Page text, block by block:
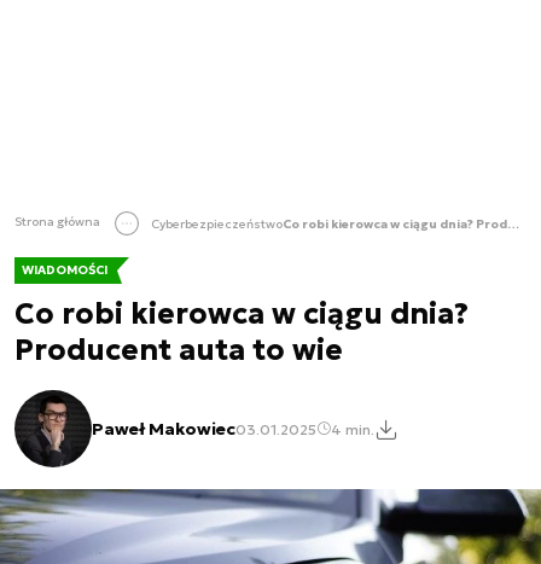
Strona główna Cyberbezpieczeństwo Co robi kierowca w ciągu dnia? Producent auta to wie
WIADOMOŚCI
Co robi kierowca w ciągu dnia?
Producent auta to wie
Paweł Makowiec03.01.2025 4 min.